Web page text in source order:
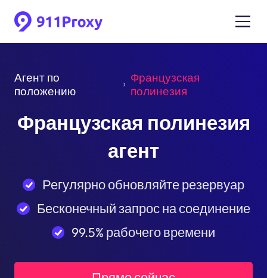
Агент по
положению
Французская
полинезия
Французская полинезия
агент
Регулярно обновляйте резервуар
Бесконечный запрос на соединение
99.5% рабочего времени